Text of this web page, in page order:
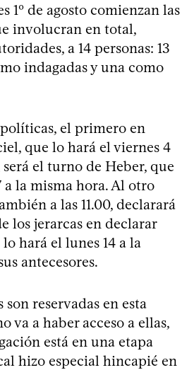
1º de agosto comienzan las
involucran en total,
a 14 personas: 13
indagadas y una como
el primero en
que lo hará el viernes 4
será el turno de Heber, que
a la misma hora. Al otro
a las 11.00, declarará
los jerarcas en declarar
hará el lunes 14 a la
antecesores.
reservadas en esta
va a haber acceso a ellas,
está en una etapa
hizo especial hincapié en